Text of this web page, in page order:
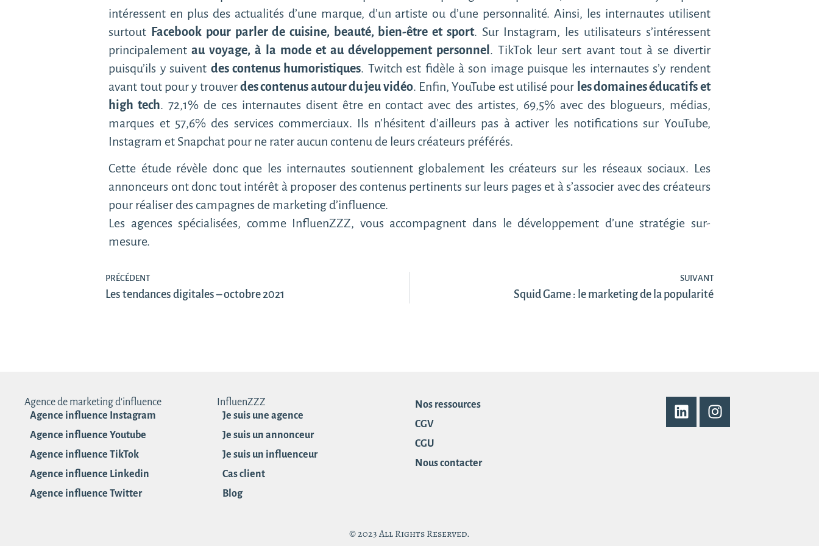
intéressent en plus des actualités d’une marque, d’un artiste ou d’une personnalité. Ainsi, les internautes utilisent
surtout Facebook pour parler de cuisine, beauté, bien-être et sport. Sur Instagram, les utilisateurs s’intéressent
principalement au voyage, à la mode et au développement personnel. TikTok leur sert avant tout à se divertir
puisqu’ils y suivent des contenus humoristiques. Twitch est fidèle à son image puisque les internautes s’y rendent
avant tout pour y trouverdes contenus autour du jeu vidéo. Enfin, YouTube est utilisé pour les domaines éducatifs et
high tech. 72,1% de ces internautes disent être en contact avec des artistes, 69,5% avec des blogueurs, médias,
marques et 57,6% des services commerciaux. Ils n’hésitent d’ailleurs pas à activer les notifications sur YouTube,
Instagram et Snapchat pour ne rater aucun contenu de leurs créateurs préférés.
Cette étude révèle donc que les internautes soutiennent globalement les créateurs sur les réseaux sociaux. Les
annonceurs ont donc tout intérêt à proposer des contenus pertinents sur leurs pages et à s’associer avec des créateurs
pour réaliser des campagnes de marketing d’influence.
Les agences spécialisées, comme InfluenZZZ, vous accompagnent dans le développement d’une stratégie sur-
mesure.
PRÉCÉDENT
Les tendances digitales – octobre 2021
SUIVANT
Squid Game : le marketing de la popularité
Agence de marketing d'influence
Agence influence Instagram
Agence influence Youtube
Agence influence TikTok
Agence influence Linkedin
Agence influence Twitter
InfluenZZZ
Je suis une agence
Je suis un annonceur
Je suis un influenceur
Cas client
Blog
Nos ressources
CGV
CGU
Nous contacter
© 2023 All Rights Reserved.